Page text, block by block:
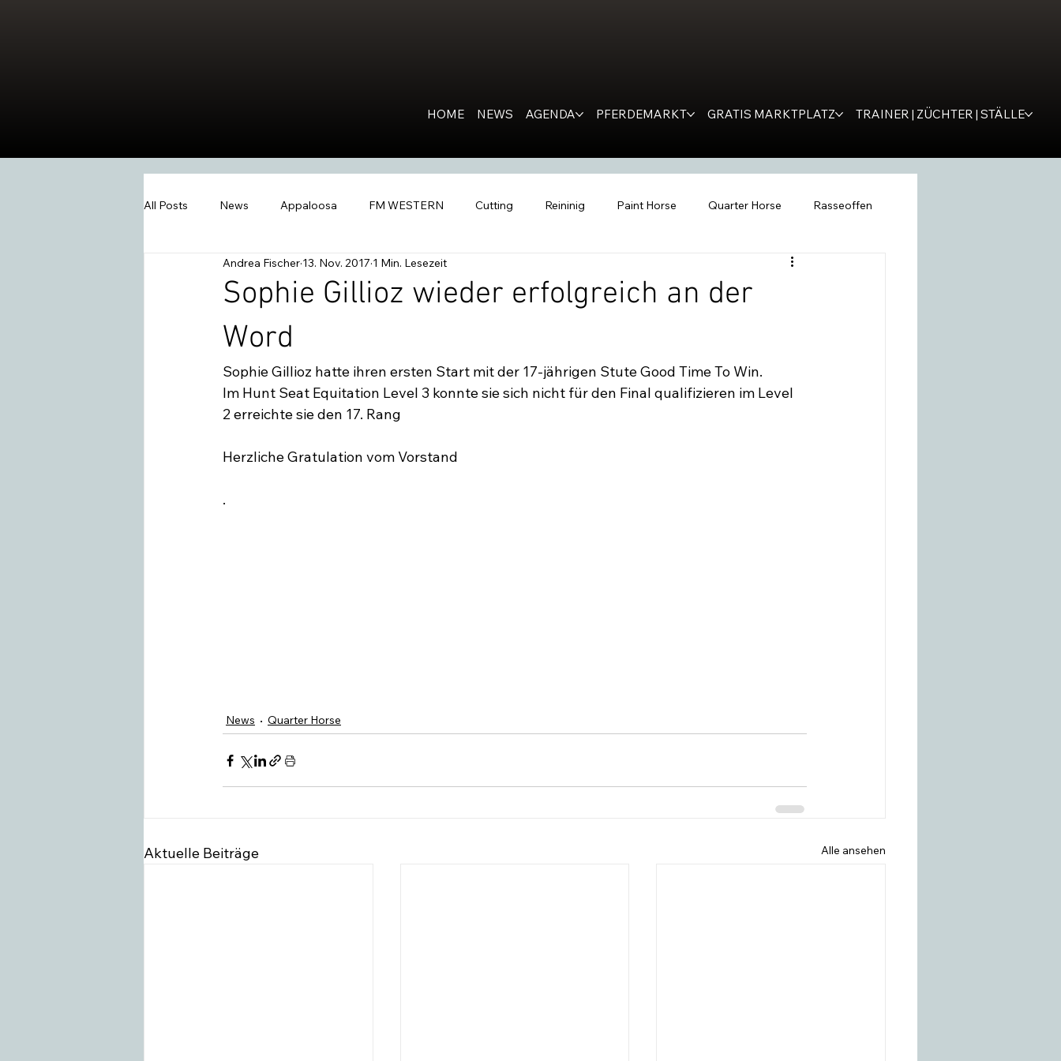
HOME NEWS AGENDA PFERDEMARKT GRATIS MARKTPLATZ TRAINER | ZÜCHTER | STÄLLE
All Posts News Appaloosa FM WESTERN Cutting Reininig Paint Horse Quarter Horse Rasseoffen
Wissen Swiss Western Horse WESTERNER
Extreme Trail
Swiss Equestrian Medieninfo
Sophie Gillioz wieder erfolgreich an der
Word
Andrea Fischer 13. Nov. 2017 1 Min. Lesezeit
Sophie Gillioz hatte ihren ersten Start mit der 17-jährigen Stute Good Time To Win.
Im Hunt Seat Equitation Level 3 konnte sie sich nicht für den Final qualifizieren im Level
2 erreichte sie den 17. Rang
Herzliche Gratulation vom Vorstand
.
News Quarter Horse
Aktuelle Beiträge Alle ansehen